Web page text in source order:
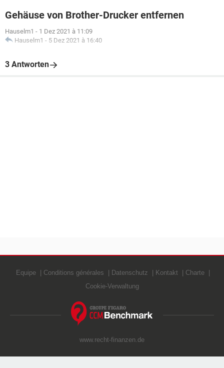
Gehäuse von Brother-Drucker entfernen
Hauselm1 - 1 Dez 2021 à 11:09
Hauselm1 - 5 Dez 2021 à 16:40
3 Antworten
Equipe Conditions générales Datenschutz Kontakt
Charte
Cookie-Verwaltung
www.recht-finanzen.de